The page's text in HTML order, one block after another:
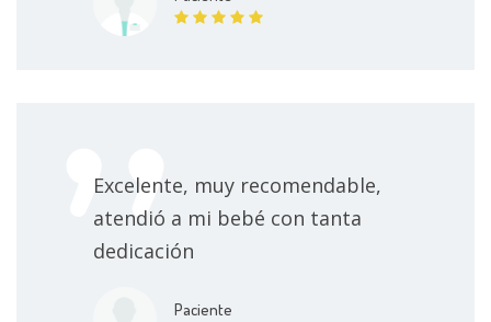
Excelente, muy recomendable,
atendió a mi bebé con tanta
dedicación
Paciente